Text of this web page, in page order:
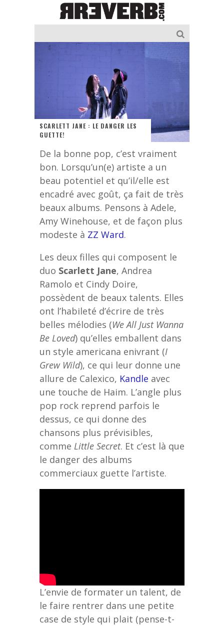
SCARLETT JANE : LE DANGER LES
GUETTE!
De la bonne pop, c’est vraiment
bon. Lorsqu’un(e) artiste a un
beau potentiel et qu’il/elle est
encadré avec goût, ça fait de très
beaux albums. Pensons à Adele,
Amy Winehouse, et de façon plus
modeste à ZZ Ward.
Les deux filles qui composent le
duo Scarlett Jane, Andrea
Ramolo et Cindy Doire,
possèdent de beaux talents. Elles
ont l’habileté d’écrire de très
belles mélodies (We All Just Wanna
Be Loved) qu’elles emballent dans
un style americana enivrant (I
Grew Wild), ce qui leur donne une
allure de Calexico, Kandle avec
une touche de Haim. L’angle plus
pop rock reprend parfois le
dessus, ce qui donne des
chansons plus prévisibles,
comme Little Secret. Et c’est là que
le danger des albums
commerciaux guette l’artiste.
L’envie de formater un talent, de
le faire rentrer dans une petite
case de style qui plait (pense-t-